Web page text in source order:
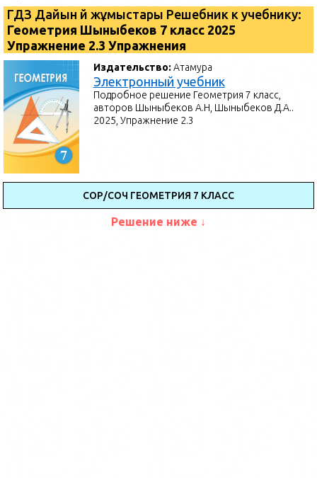
ГДЗ Дайын үй жұмыстары Решебник к учебнику:
Геометрия Шыныбеков 7 класс 2025
Упражнение 2.3 Упражнения
Издательство:Атамура
Электронный учебник
Подробное решение Геометрия 7 класс,
авторов Шыныбеков А.Н, Шыныбеков Д.А..
2025, Упражнение 2.3
СОР/СОЧ ГЕОМЕТРИЯ 7 КЛАСС
Решение ниже ↓